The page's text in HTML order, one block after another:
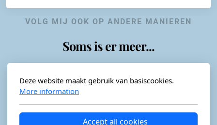
VOLG MIJ OOK OP ANDERE MANIEREN
Soms is er meer...
Horeca-advies
Deze website maakt gebruik van basiscookies.
More information
Accept all cookies